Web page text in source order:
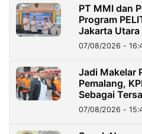
PT MMI dan
Program
Jakarta Utara
07/08/2026 -
Jadi Makelar
Pemalang,
Sebagai
07/08/2026 -